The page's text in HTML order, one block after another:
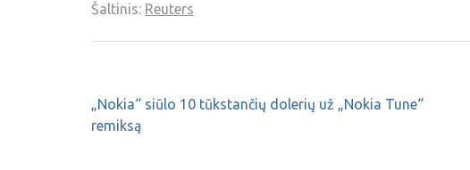
Šaltinis: Reuters
„Nokia“ siūlo 10 tūkstančių dolerių už „Nokia Tune“
remiksą